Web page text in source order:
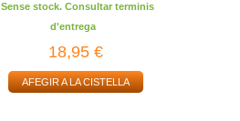
Sense stock. Consultar terminis
d'entrega
18,95 €
AFEGIR A LA CISTELLA